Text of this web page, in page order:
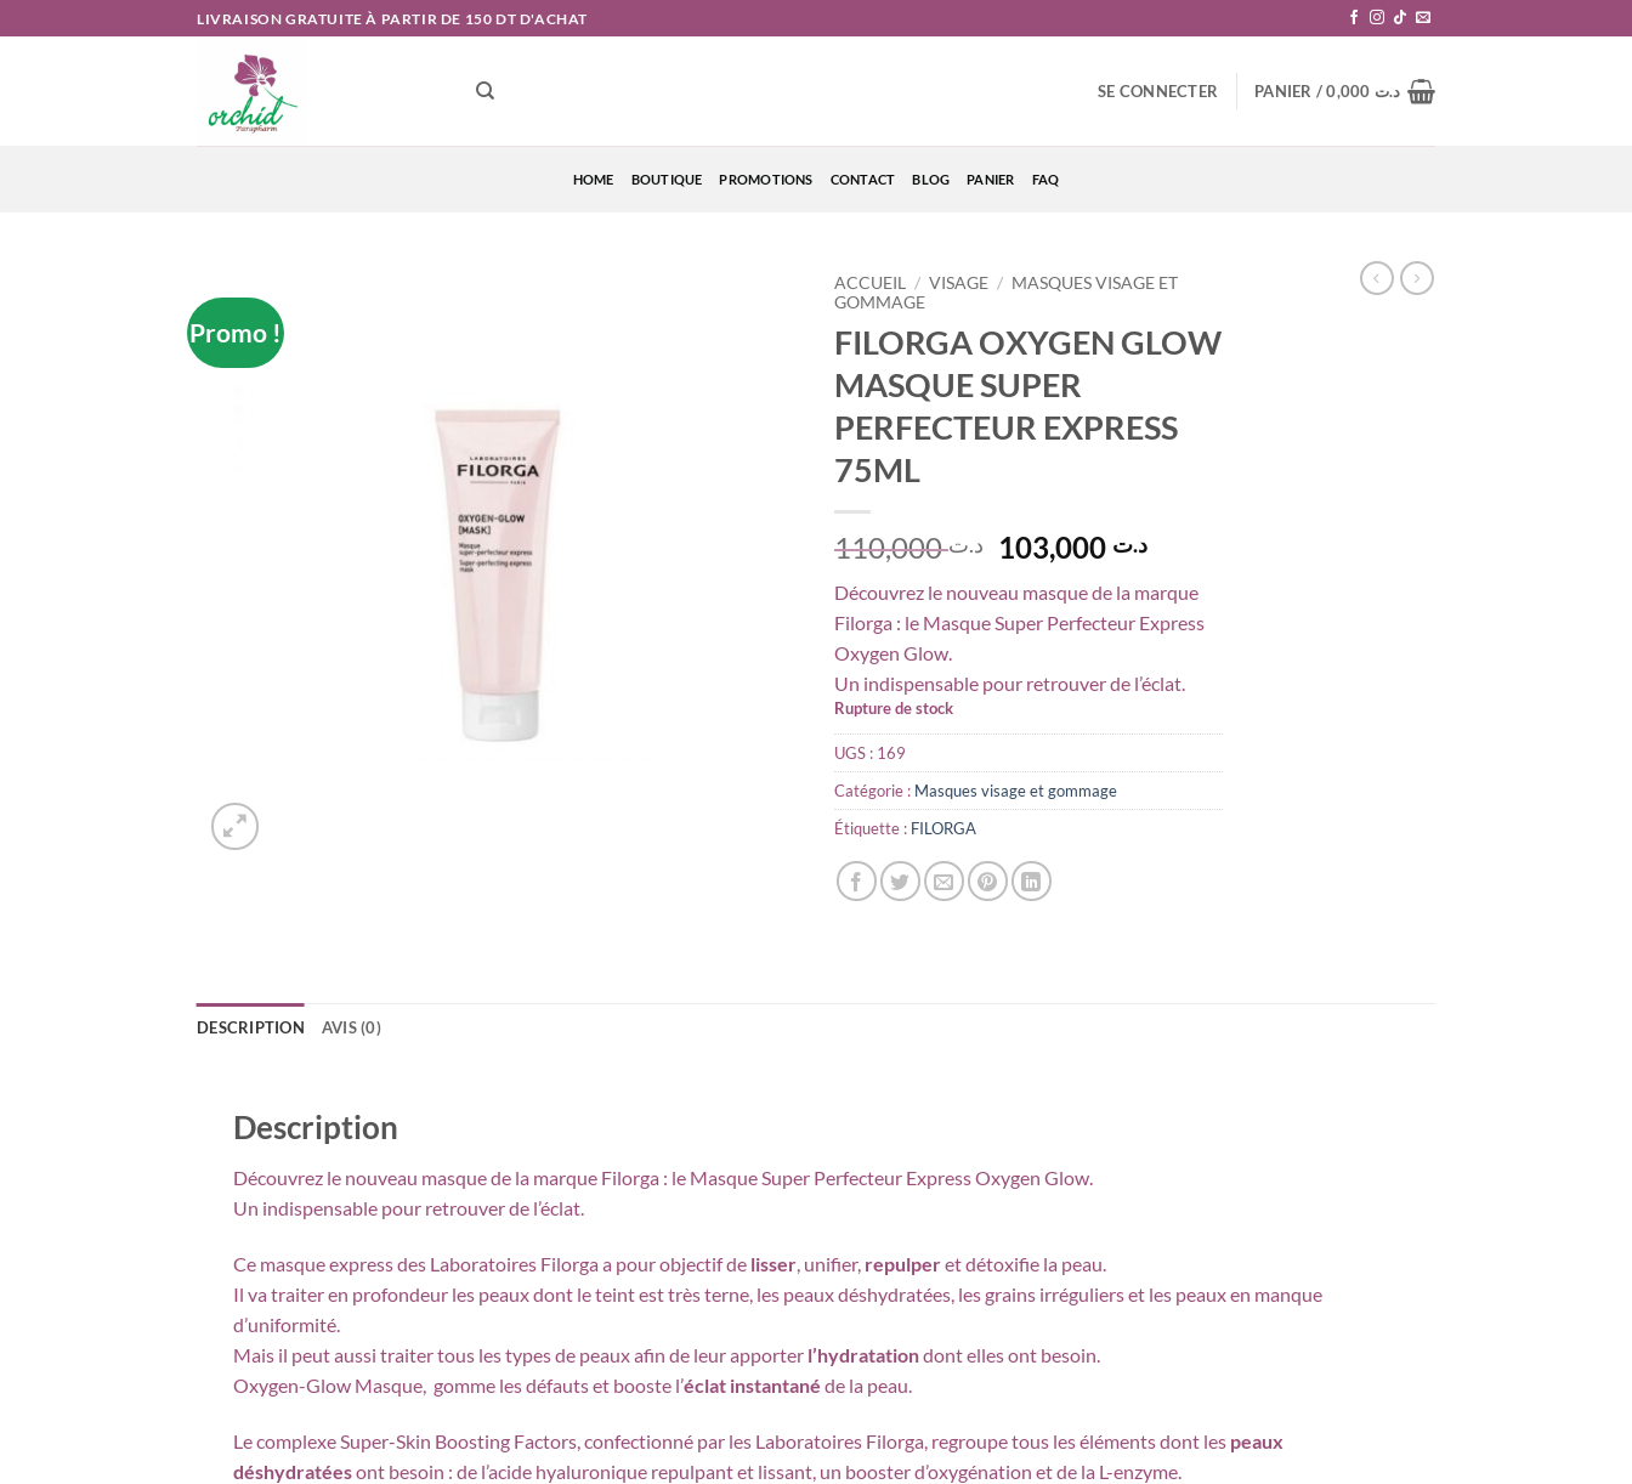
au
LIVRAISON GRATUITE À PARTIR DE 150 DT D'ACHAT
SE CONNECTER PANIER / د.ت
HOME BOUTIQUE PROMOTIONS CONTACT BLOG PANIER FAQ
Promo !
ACCUEIL / VISAGE / MASQUES VISAGE ET
GOMMAGE
FILORGA OXYGEN GLOW
MASQUE SUPER
PERFECTEUR EXPRESS
75ML
د.ت110,000
Le
prix
initial
était :
د.تLe
actuel
est :
Découvrez le nouveau masque de la marque
Filorga : le Masque Super Perfecteur Express
Oxygen Glow.
Un indispensable pour retrouver de l’éclat.
Rupture de stock
UGS : 169
Catégorie : Masques visage et gommage
Étiquette : FILORGA
DESCRIPTION AVIS (0)
Description
Découvrez le nouveau masque de la marque Filorga : le Masque Super Perfecteur Express Oxygen Glow.
Un indispensable pour retrouver de l’éclat.
Ce masque express des Laboratoires Filorga a pour objectif de lisser, unifier, repulperet détoxifie la peau.
Il va traiter en profondeur les peaux dont le teint est très terne, les peaux déshydratées, les grains irréguliers et les peaux en manque
d’uniformité.
Mais il peut aussi traiter tous les types de peaux afin de leur apporter l’hydratationdont elles ont besoin.
Oxygen-Glow Masque, gomme les défauts et booste l’éclat instantané de la peau.
Le complexe Super-Skin Boosting Factors, confectionné par les Laboratoires Filorga, regroupe tous les éléments dont les peaux
déshydratéesont besoin : de l’acide hyaluronique repulpant et lissant, un booster d’oxygénation et de la L-enzyme.